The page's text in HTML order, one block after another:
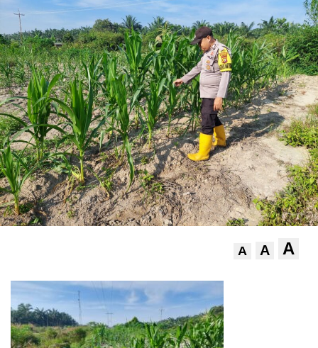
A A A